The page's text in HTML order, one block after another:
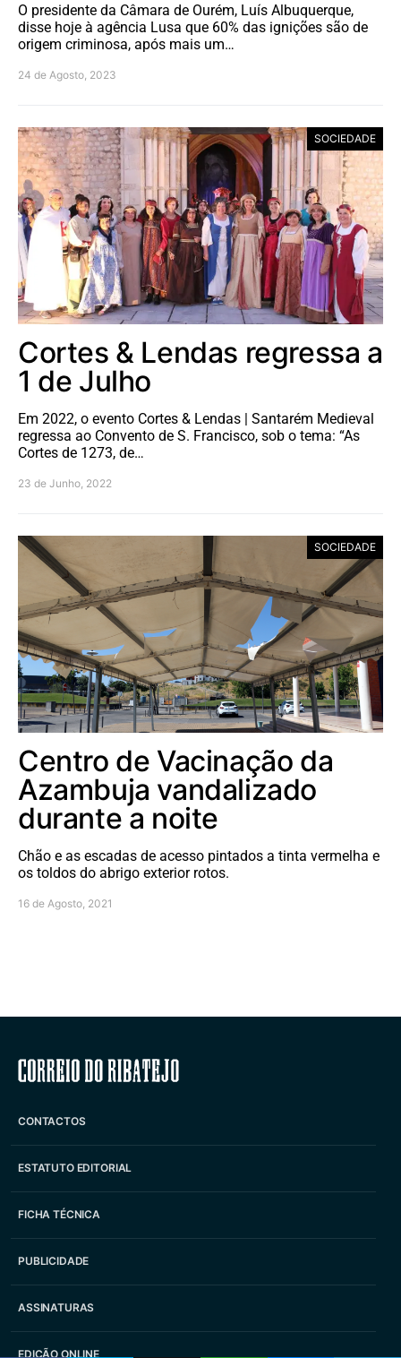
O presidente da Câmara de Ourém, Luís Albuquerque,
disse hoje à agência Lusa que 60% das ignições são de
origem criminosa, após mais um…
24 de Agosto, 2023
SOCIEDADE
Cortes & Lendas regressa a
1 de Julho
Em 2022, o evento Cortes & Lendas | Santarém Medieval
regressa ao Convento de S. Francisco, sob o tema: “As
Cortes de 1273, de…
23 de Junho, 2022
SOCIEDADE
Centro de Vacinação da
Azambuja vandalizado
durante a noite
Chão e as escadas de acesso pintados a tinta vermelha e
os toldos do abrigo exterior rotos.
16 de Agosto, 2021
Correio do Ribatejo
CONTACTOS
ESTATUTO EDITORIAL
FICHA TÉCNICA
PUBLICIDADE
ASSINATURAS
EDIÇÃO ONLINE